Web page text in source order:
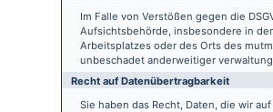
Im Falle von Verstößen gegen die
Aufsichtsbehörde, insbesondere in
Arbeitsplatzes oder des Orts des
unbeschadet anderweitiger
Recht auf Daten­übertrag­barkeit
Sie haben das Recht, Daten, die wir